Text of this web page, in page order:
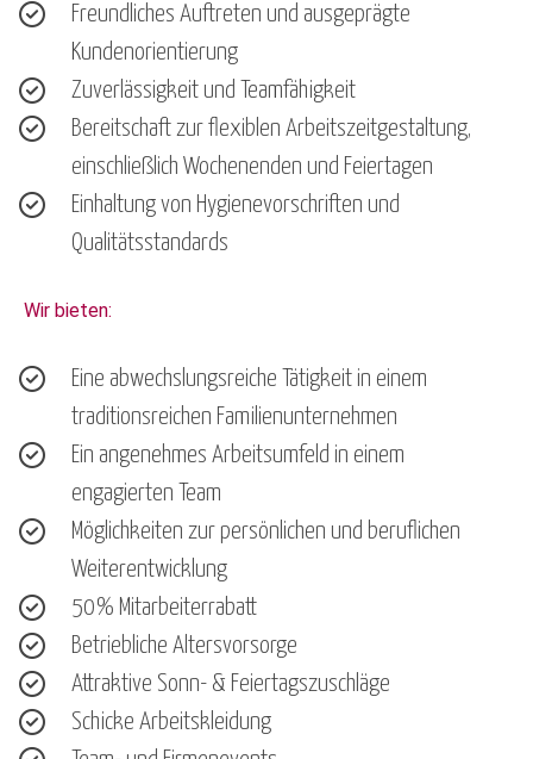
Freundliches Auftreten und ausgeprägte
Kundenorientierung
Zuverlässigkeit und Teamfähigkeit
Bereitschaft zur flexiblen Arbeitszeitgestaltung,
einschließlich Wochenenden und Feiertagen
Einhaltung von Hygienevorschriften und
Qualitätsstandards
Wir bieten:
Eine abwechslungsreiche Tätigkeit in einem
traditionsreichen Familienunternehmen
Ein angenehmes Arbeitsumfeld in einem
engagierten Team
Möglichkeiten zur persönlichen und beruflichen
Weiterentwicklung
50% Mitarbeiterrabatt
Betriebliche Altersvorsorge
Attraktive Sonn- & Feiertagszuschläge
Schicke Arbeitskleidung